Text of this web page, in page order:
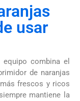
usar
combina el
de naranjas
frescos y ricos
mantiene la